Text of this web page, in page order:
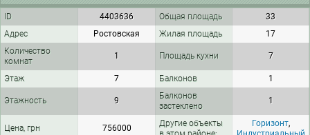
ID 4403636 Общая площадь
33
Адрес
Ростовская Жилая площадь
17
Количество
комнат
1 Площадь кухни 7
Этаж 7 Балконов 1
Этажность 9
Балконов
застеклено
1
Цена, грн 756000
Другие объекты
Горизонт,